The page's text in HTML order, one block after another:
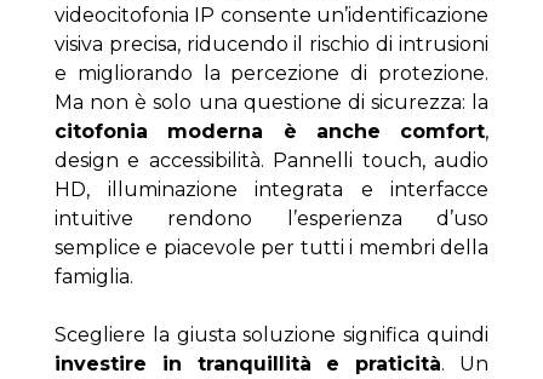
videocitofonia IP consente un’identificazione
visiva precisa, riducendo il rischio di intrusioni
e migliorando la percezione di protezione.
citofonia moderna è anche comfort,
design e accessibilità. Pannelli touch, audio
HD, illuminazione integrata e interfacce
intuitive rendono l’esperienza d’uso
semplice e piacevole per tutti i membri della
famiglia.
investire in tranquillità e praticità. Un